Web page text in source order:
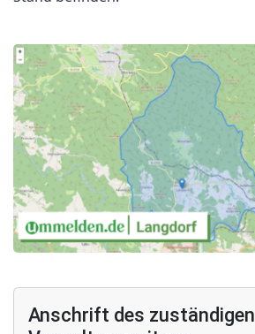
Anschrift des zuständigen